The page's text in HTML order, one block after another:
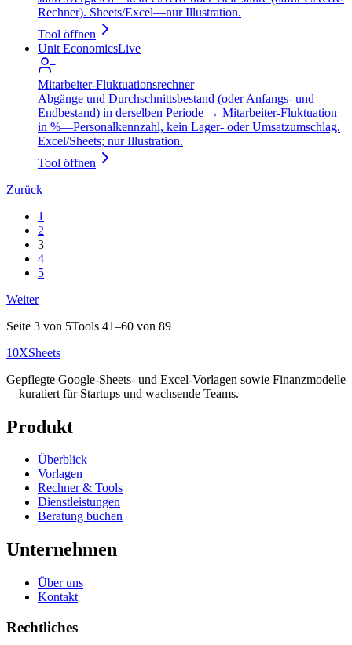
Rechner). Sheets/Excel—nur Illustration.
Tool öffnen
Unit EconomicsLive
Mitarbeiter‑Fluktuationsrechner
Abgänge und Durchschnitts­bestand (oder Anfangs- und
Endbestand) in derselben Periode → Mitarbeiter-Fluktuation
in %—Personalkennzahl, kein Lager- oder Umsatzumschlag.
Excel/Sheets; nur Illustration.
Tool öffnen
Zurück
1
2
3
4
5
Weiter
Seite 3 von 5Tools 41–60 von 89
10XSheets
Gepflegte Google-Sheets- und Excel-Vorlagen sowie Finanzmodelle
—kuratiert für Startups und wachsende Teams.
Produkt
Überblick
Vorlagen
Rechner & Tools
Dienstleistungen
Beratung buchen
Unternehmen
Über uns
Kontakt
Rechtliches